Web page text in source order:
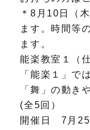
＊8月10日（
ます。時間等
ます。
能楽教室１（
「能楽１」で
「舞」の動き
(全5回）
開催日 7月25